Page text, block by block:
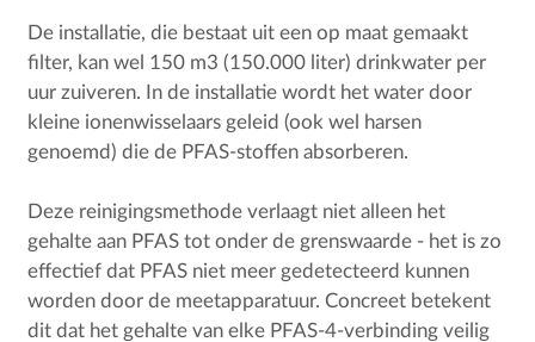
De installatie, die bestaat uit een op maat gemaakt
filter, kan wel 150 m3 (150.000 liter) drinkwater per
uur zuiveren. In de installatie wordt het water door
kleine ionenwisselaars geleid (ook wel harsen
genoemd) die de PFAS-stoffen absorberen.
Deze reinigingsmethode verlaagt niet alleen het
gehalte aan PFAS tot onder de grenswaarde - het is zo
effectief dat PFAS niet meer gedetecteerd kunnen
worden door de meetapparatuur. Concreet betekent
dit dat het gehalte van elke PFAS-4-verbinding veilig